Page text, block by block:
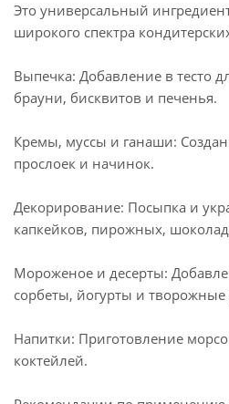
Это универсальный
широкого спектра
Выпечка: Добавление в тесто
брауни, бисквитов и печенья.
Кремы, муссы и ганаши:
прослоек и начинок.
Декорирование: Посыпка и
капкейков, пирожных,
Мороженое и десерты:
сорбеты, йогурты и творожные
Напитки: Приготовление
коктейлей.